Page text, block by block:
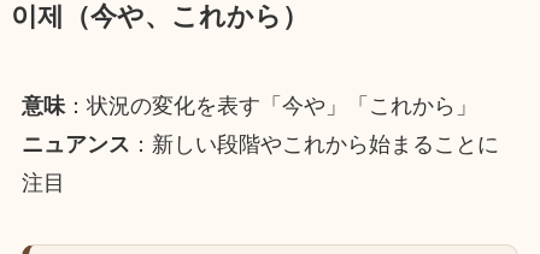
이제（今や、これから）
意味：状況の変化を表す「今や」「これから」
ニュアンス ：新しい段階やこれから始まることに
注目